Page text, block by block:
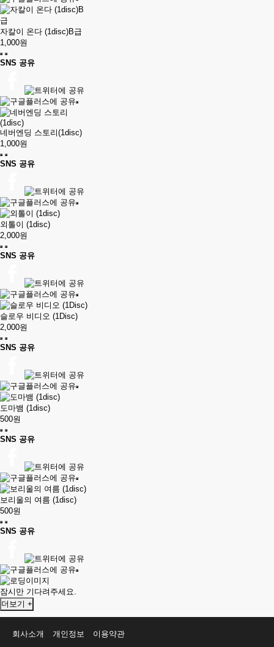
자칼이 온다 (1disc)B급
1,000원
SNS 공유
네버엔딩 스토리(1disc)
1,000원
SNS 공유
외톨이 (1disc)
2,000원
SNS 공유
슬로우 비디오 (1Disc)
2,000원
SNS 공유
도마뱀 (1disc)
500원
SNS 공유
보리울의 여름 (1disc)
500원
SNS 공유
잠시만 기다려주세요.
더보기 +
회사소개 개인정보 이용약관